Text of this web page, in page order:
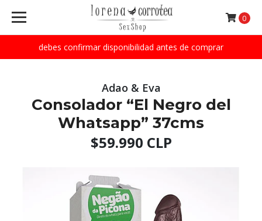
debes confirmar disponibilidad antes de comprar
0
Adao & Eva
Consolador “El Negro del
Whatsapp” 37cms
$59.990 CLP